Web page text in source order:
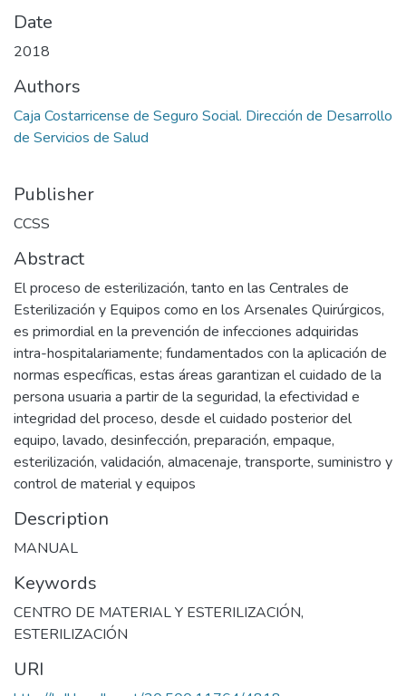
Date
2018
Authors
Caja Costarricense de Seguro Social. Dirección de Desarrollo
de Servicios de Salud
Publisher
CCSS
Abstract
El proceso de esterilización, tanto en las Centrales de
Esterilización y Equipos como en los Arsenales Quirúrgicos,
es primordial en la prevención de infecciones adquiridas
intra-hospitalariamente; fundamentados con la aplicación de
normas específicas, estas áreas garantizan el cuidado de la
persona usuaria a partir de la seguridad, la efectividad e
integridad del proceso, desde el cuidado posterior del
equipo, lavado, desinfección, preparación, empaque,
esterilización, validación, almacenaje, transporte, suministro y
control de material y equipos
Description
MANUAL
Keywords
CENTRO DE MATERIAL Y ESTERILIZACIÓN,
ESTERILIZACIÓN
URI